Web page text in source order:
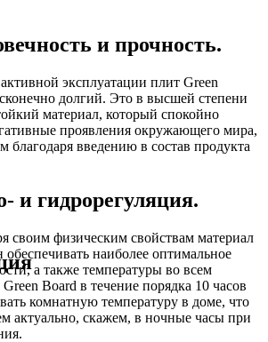
и прочность.
эксплуатации плит Green
долгий. Это в высшей степени
материал, который спокойно
проявления окружающего мира,
благодаря введению в состав продукта
и гидрорегуляция.
своим физическим свойствам материал
обеспечивать наиболее оптимальное
а также температуры во всем
Board в течение порядка 10 часов
комнатную температуру в доме, что
актуально, скажем, в ночные часы при